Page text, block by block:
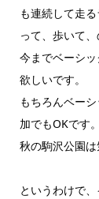
も連続して走
って、歩いて、
今までベーシ
欲しいです。
もちろんベー
加でもOKです
秋の駒沢公園は
というわけで